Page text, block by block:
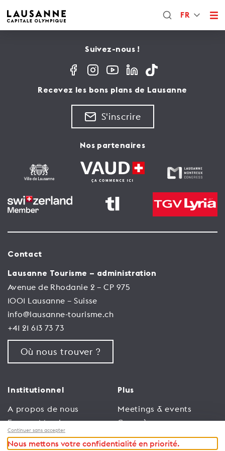
FR
Suivez-nous !
Recevez les bons plans de Lausanne
S'inscrire
Nos partenaires
Contact
Lausanne Tourisme – administration
Avenue de Rhodanie 2 – CP 975
1001 Lausanne – Suisse
info@lausanne-tourisme.ch
+41 21 613 73 73
Où nous trouver ?
Institutionnel
A propos de nous
Espace Membres
Emploi
Plus
Meetings & events
Congrès
Trade
Continuer sans accepter
Nous mettons votre confidentialité en priorité.